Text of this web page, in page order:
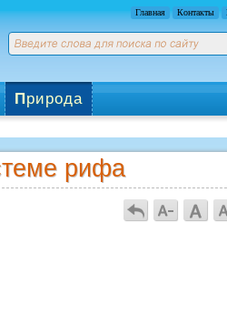
Главная Контакты
Природа
рифа